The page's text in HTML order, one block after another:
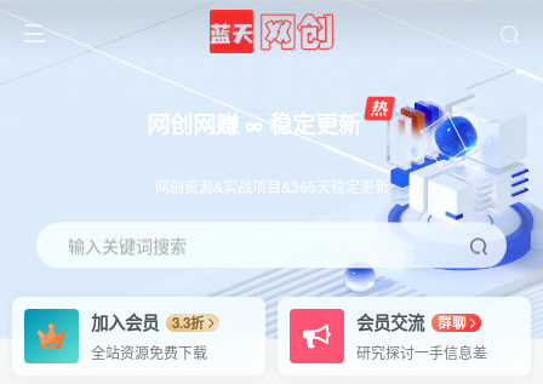
网创网赚 ∞ 稳定更新
网创资源&实战项目&365天稳定更新
输入关键词搜索
加入会员
3.3折
全站资源免费下载
会员交流
群聊
研究探讨一手信息差